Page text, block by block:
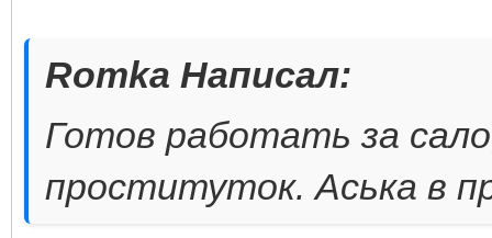
Romka Написал:
Готов работать за
проституток. Аська в